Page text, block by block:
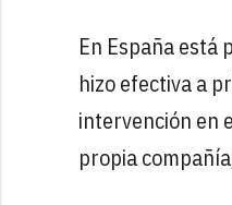
En España está
hizo efectiva a
intervención en
propia